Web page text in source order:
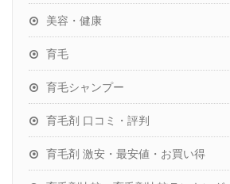
美容・健康
育毛
育毛シャンプー
育毛剤 口コミ・評判
育毛剤 激安・最安値・お買い得